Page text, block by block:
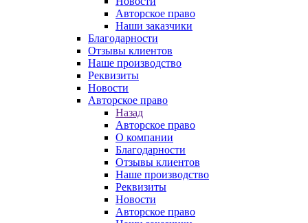
Авторское право
Наши заказчики
Благодарности
Отзывы клиентов
Наше производство
Реквизиты
Новости
Авторское право
Назад
Авторское право
О компании
Благодарности
Отзывы клиентов
Наше производство
Реквизиты
Новости
Авторское право